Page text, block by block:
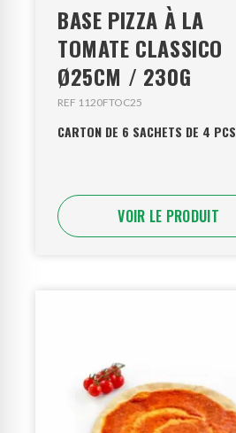
BASE PIZZA À LA
TOMATE CLASSICO
Ø25CM / 230G
REF 1120FTOC25
CARTON DE 6 SACHETS DE 4 PCS
VOIR LE PRODUIT